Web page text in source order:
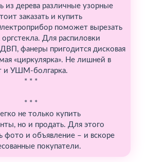
из дерева различные узорные
заказать и купить
поможет вырезать
Для распиловки
ДВП, фанеры пригодится дисковая
«циркулярка». Не лишней в
и УШМ-болгарка.
* * *
* * *
не только купить
но и продать. Для этого
фото и объявление – и вскоре
покупатели.